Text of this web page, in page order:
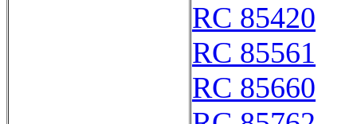
RC 85420
RC 85561
RC 85660